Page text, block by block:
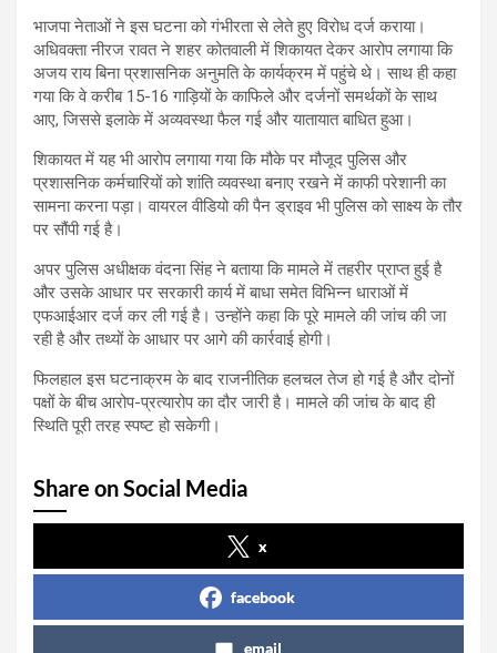
भाजपा नेताओं ने इस घटना को गंभीरता से लेते हुए विरोध दर्ज कराया।
अधिवक्ता नीरज रावत ने शहर कोतवाली में शिकायत देकर आरोप लगाया कि
अजय राय बिना प्रशासनिक अनुमति के कार्यक्रम में पहुंचे थे। साथ ही कहा
गया कि वे करीब 15-16 गाड़ियों के काफिले और दर्जनों समर्थकों के साथ
आए, जिससे इलाके में अव्यवस्था फैल गई और यातायात बाधित हुआ।
शिकायत में यह भी आरोप लगाया गया कि मौके पर मौजूद पुलिस और
प्रशासनिक कर्मचारियों को शांति व्यवस्था बनाए रखने में काफी परेशानी का
सामना करना पड़ा। वायरल वीडियो की पैन ड्राइव भी पुलिस को साक्ष्य के तौर
पर सौंपी गई है।
अपर पुलिस अधीक्षक वंदना सिंह ने बताया कि मामले में तहरीर प्राप्त हुई है
और उसके आधार पर सरकारी कार्य में बाधा समेत विभिन्न धाराओं में
एफआईआर दर्ज कर ली गई है। उन्होंने कहा कि पूरे मामले की जांच की जा
रही है और तथ्यों के आधार पर आगे की कार्रवाई होगी।
फिलहाल इस घटनाक्रम के बाद राजनीतिक हलचल तेज हो गई है और दोनों
पक्षों के बीच आरोप-प्रत्यारोप का दौर जारी है। मामले की जांच के बाद ही
स्थिति पूरी तरह स्पष्ट हो सकेगी।
Share on Social Media
x
facebook
email